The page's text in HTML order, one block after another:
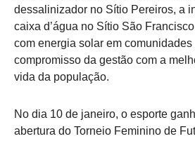
dessalinizador no Sítio Pereiros, a
caixa d’água no Sítio São
com energia solar em
compromisso da gestão com a
vida da população.
No dia 10 de janeiro, o esporte
abertura do Torneio Feminino de